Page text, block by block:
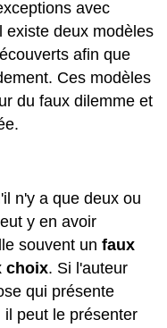
avec
existe deux modèles
afin que
Ces modèles
du faux dilemme et
n'y a que deux ou
y en avoir
souvent unfaux
choix. Si l'auteur
qui présente
peut le présenter